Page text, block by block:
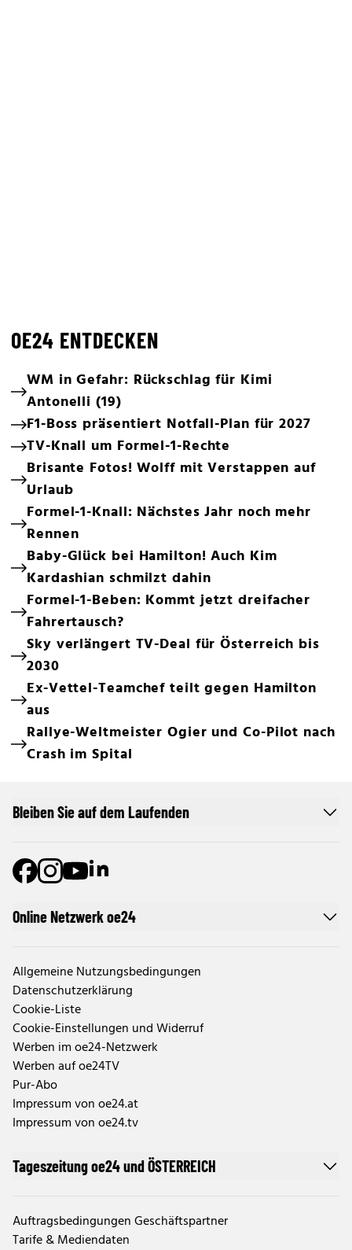
OE24 ENTDECKEN
WM in Gefahr: Rückschlag für Kimi
Antonelli (19)
F1-Boss präsentiert Notfall-Plan für 2027
TV-Knall um Formel-1-Rechte
Brisante Fotos! Wolff mit Verstappen auf
Urlaub
Formel-1-Knall: Nächstes Jahr noch mehr
Rennen
Baby-Glück bei Hamilton! Auch Kim
Kardashian schmilzt dahin
Formel-1-Beben: Kommt jetzt dreifacher
Fahrertausch?
Sky verlängert TV-Deal für Österreich bis
2030
Ex-Vettel-Teamchef teilt gegen Hamilton
aus
Rallye-Weltmeister Ogier und Co-Pilot nach
Crash im Spital
Online Netzwerk oe24
Allgemeine Nutzungsbedingungen
Datenschutzerklärung
Cookie-Liste
Cookie-Einstellungen und Widerruf
Werben im oe24-Netzwerk
Werben auf oe24TV
Pur-Abo
Impressum von oe24.at
Impressum von oe24.tv
Tageszeitung oe24 und ÖSTERREICH
Auftragsbedingungen Geschäftspartner
Tarife & Mediendaten
Bleiben Sie auf dem Laufenden